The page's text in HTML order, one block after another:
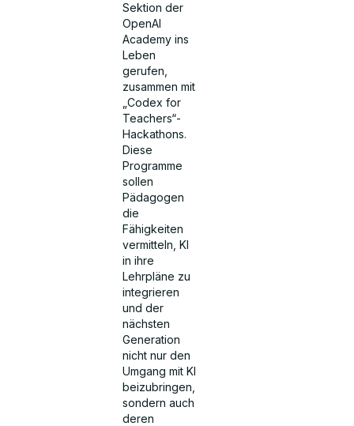
Sektion der
OpenAI
Academy ins
Leben
gerufen,
zusammen mit
„Codex for
Teachers“-
Hackathons.
Diese
Programme
sollen
Pädagogen
die
Fähigkeiten
vermitteln, KI
in ihre
Lehrpläne zu
integrieren
und der
nächsten
Generation
nicht nur den
Umgang mit KI
beizubringen,
sondern auch
deren